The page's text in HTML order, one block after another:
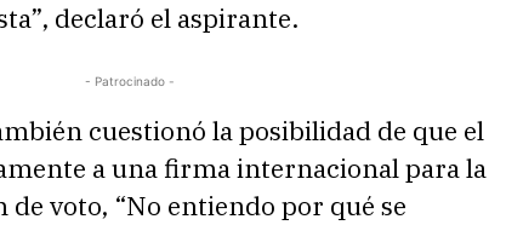
declaró el aspirante.
- Patrocinado -
cuestionó la posibilidad de que el
a una firma internacional para la
voto, “No entiendo por qué se